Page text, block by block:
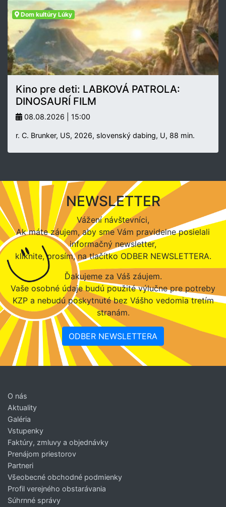
Dom kultúry Lúky
Kino pre deti: LABKOVÁ PATROLA:
DINOSAURÍ FILM
08.08.2026 | 15:00
r. C. Brunker, US, 2026, slovenský dabing, U, 88 min.
NEWSLETTER
Vážení návštevníci,
Ak máte záujem, aby sme Vám pravidelne posielali
informačný newsletter,
kliknite, prosím, na tlačítko ODBER NEWSLETTERA.
Ďakujeme za Váš záujem.
Vaše osobné údaje budú použité výlučne pre potreby
KZP a nebudú poskytnuté bez Vášho vedomia tretím
stranám.
ODBER NEWSLETTERA
O nás
Aktuality
Galéria
Vstupenky
Faktúry, zmluvy a objednávky
Prenájom priestorov
Partneri
Všeobecné obchodné podmienky
Profil verejného obstarávania
Súhrnné správy